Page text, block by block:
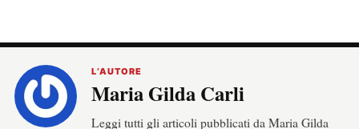
L’AUTORE
Maria Gilda Carli
Leggi tutti gli articoli pubblicati da Maria Gilda